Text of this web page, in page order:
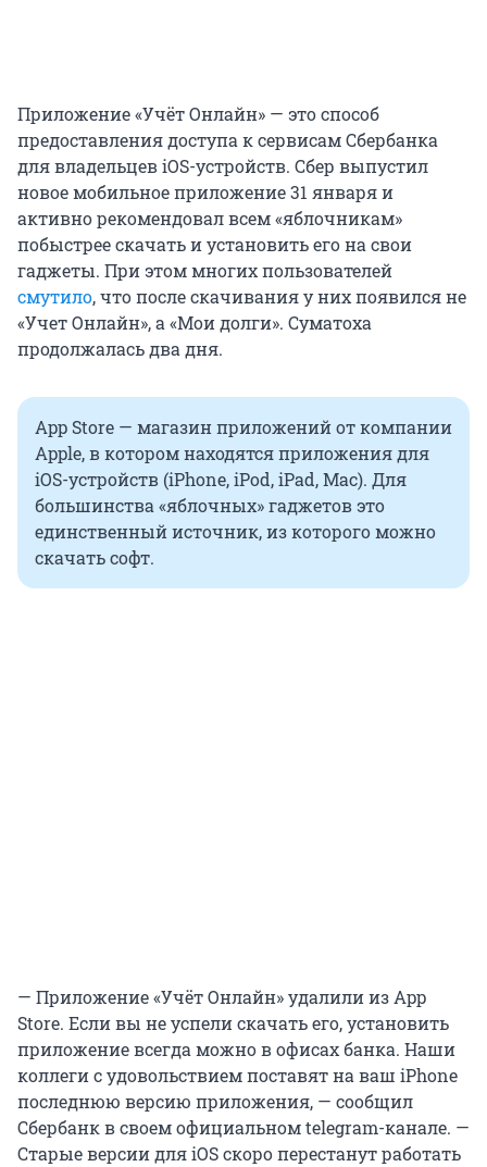
Приложение «Учёт Онлайн» — это способ
предоставления доступа к сервисам Сбербанка
для владельцев iOS-устройств. Сбер выпустил
новое мобильное приложение 31 января и
активно рекомендовал всем «яблочникам»
побыстрее скачать и установить его на свои
гаджеты. При этом многих пользователей
смутило, что после скачивания у них появился не
«Учет Онлайн», а «Мои долги». Суматоха
продолжалась два дня.
App Store — магазин приложений от компании
Apple, в котором находятся приложения для
iOS-устройств (iPhone, iPod, iPad, Mac). Для
большинства «яблочных» гаджетов это
единственный источник, из которого можно
скачать софт.
— Приложение «Учёт Онлайн» удалили из App
Store. Если вы не успели скачать его, установить
приложение всегда можно в офисах банка. Наши
коллеги с удовольствием поставят на ваш iPhone
последнюю версию приложения, — сообщил
Сбербанк в своем официальном telegram-канале. —
Старые версии для iOS скоро перестанут работать